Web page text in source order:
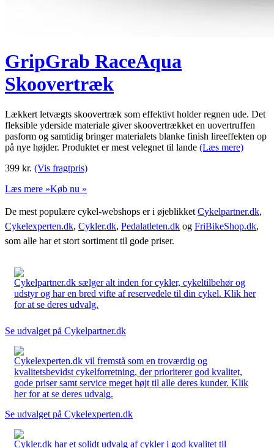
GripGrab RaceAqua
Skoovertræk
Lækkert letvægts skoovertræk som effektivt holder regnen ude. Det
fleksible yderside materiale giver skoovertrækket en uovertruffen
pasform og samtidig bringer materialets blanke finish lireeffekten op
på nye højder. Produktet er mest velegnet til lande (Læs mere)
399 kr. (Vis fragtpris)
Læs mere »Køb nu »
De mest populære cykel-webshops er i øjeblikket Cykelpartner.dk,
Cykelexperten.dk, Cykler.dk, Pedalatleten.dk og FriBikeShop.dk,
som alle har et stort sortiment til gode priser.
Cykelpartner.dk sælger alt inden for cykler, cykeltilbehør og
udstyr og har en bred vifte af reservedele til din cykel. Klik her
for at se deres udvalg.
Se udvalget på Cykelpartner.dk
Cykelexperten.dk vil fremstå som en troværdig og
kvalitetsbevidst cykelforretning, der prioriterer god kvalitet,
gode priser samt service meget højt til alle deres kunder. Klik
her for at se deres udvalg.
Se udvalget på Cykelexperten.dk
Cykler.dk har et solidt udvalg af cykler i god kvalitet til